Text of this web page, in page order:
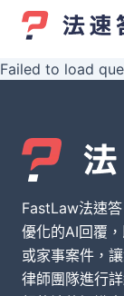
Failed to load
FastLaw法速
優化的AI回覆
或家事案件，
律師團隊進行